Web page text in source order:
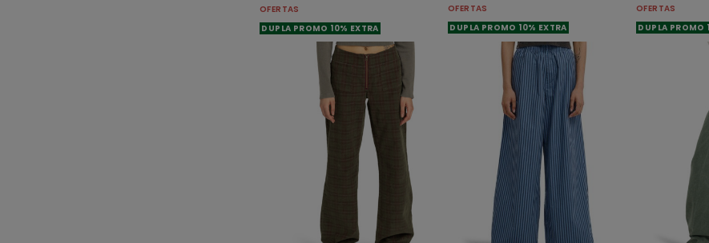
OFERTAS
DUPLA PROMO 10% EXTRA
OFERTAS
DUPLA PROMO 10% EXTRA
OFERTAS
DUPLA PROMO